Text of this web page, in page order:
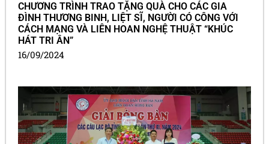
CHƯƠNG TRÌNH TRAO TẶNG QUÀ CHO CÁC GIA
ĐÌNH THƯƠNG BINH, LIỆT SĨ, NGƯỜI CÓ CÔNG VỚI
CÁCH MẠNG VÀ LIÊN HOAN NGHỆ THUẬT “KHÚC
HÁT TRI ÂN”
16/09/2024